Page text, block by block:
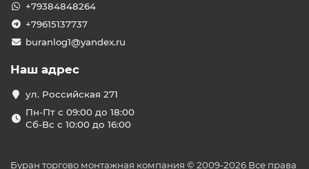
+79384848264
+79615137737
buranlog1@yandex.ru
Наш адрес
ул. Российская 271
Пн-Пт с 09:00 до 18:00
Сб-Вс с 10:00 до 16:00
Буран торгово монтажная компания © 2009-2026 Все права